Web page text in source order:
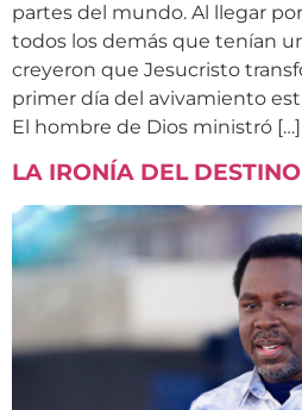
partes del mundo. Al llegar
todos los demás que tenían
creyeron que Jesucristo
primer día del avivamiento
El hombre de Dios ministró […]
LA IRONÍA DEL DESTINO